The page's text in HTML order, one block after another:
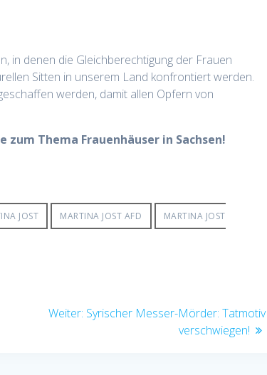
in denen die Gleichberechtigung der Frauen
Sitten in unserem Land konfrontiert werden.
werden, damit allen Opfern von
Thema Frauenhäuser in Sachsen!
JOST MARTINA JOST AFD MARTINA JOST
Weiter: Nächster
Syrischer Messer-Mörder: Tatmotiv
verschwiegen!